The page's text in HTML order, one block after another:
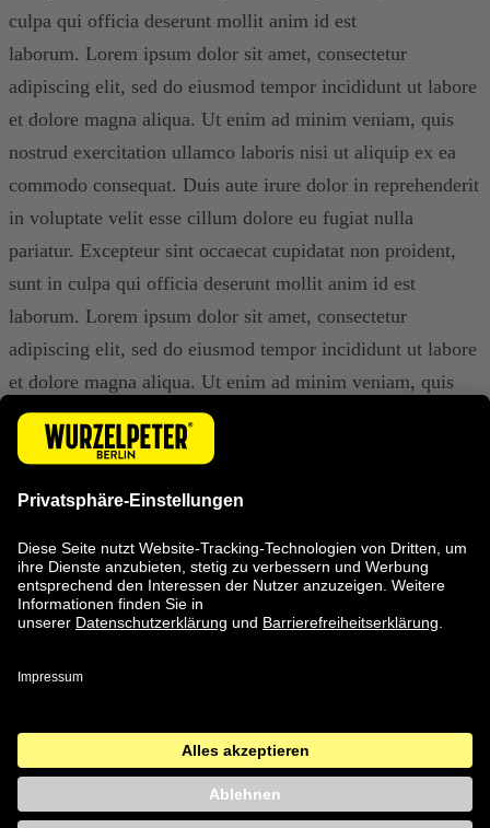
culpa qui officia deserunt mollit anim id est
laborum. Lorem ipsum dolor sit amet, consectetur
adipiscing elit, sed do eiusmod tempor incididunt ut labore
et dolore magna aliqua. Ut enim ad minim veniam, quis
nostrud exercitation ullamco laboris nisi ut aliquip ex ea
commodo consequat. Duis aute irure dolor in reprehenderit
in voluptate velit esse cillum dolore eu fugiat nulla
pariatur. Excepteur sint occaecat cupidatat non proident,
sunt in culpa qui officia deserunt mollit anim id est
laborum. Lorem ipsum dolor sit amet, consectetur
adipiscing elit, sed do eiusmod tempor incididunt ut labore
et dolore magna aliqua. Ut enim ad minim veniam, quis
nostrud exercitation ullamco laboris nisi ut aliquip ex ea
commodo consequat. Duis aute irure dolor in reprehenderit
pariatur. Excepteur sint occaecat cupidatat non proident,
sunt in culpa qui officia deserunt mollit anim id est
laborum.
Kontakt Impressum
Datenschutz
Nutzungsbedingungen
Als Amazon-Partner verdienen wir an qualifizierten
Verkäufen.